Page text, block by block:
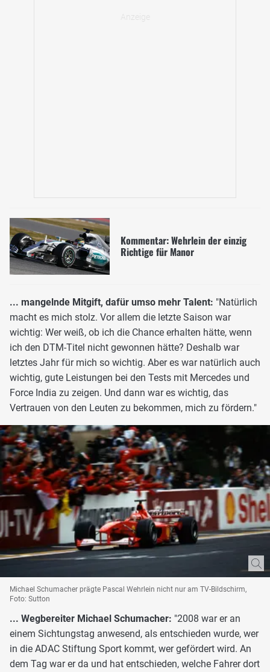
Kommentar: Wehrlein der einzig
Richtige für Manor
... mangelnde Mitgift, dafür umso mehr Talent: "Natürlich
macht es mich stolz. Vor allem die letzte Saison war
wichtig: Wer weiß, ob ich die Chance erhalten hätte, wenn
ich den DTM-Titel nicht gewonnen hätte? Deshalb war
letztes Jahr für mich so wichtig. Aber es war natürlich auch
wichtig, gute Leistungen bei den Tests mit Mercedes und
Force India zu zeigen. Und dann war es wichtig, das
Vertrauen von den Leuten zu bekommen, mich zu fördern."
Michael Schumacher prägte Pascal Wehrlein nicht nur am TV-Bildschirm,
Foto: Sutton
... Wegbereiter Michael Schumacher: "2008 war er an
einem Sichtungstag anwesend, als entschieden wurde, wer
in die ADAC Stiftung Sport kommt, wer gefördert wird. An
dem Tag war er da und hat entschieden, welche Fahrer dort